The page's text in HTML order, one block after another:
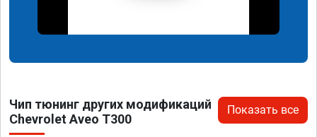
Чип тюнинг других модификаций
Chevrolet Aveo T300
Показать все